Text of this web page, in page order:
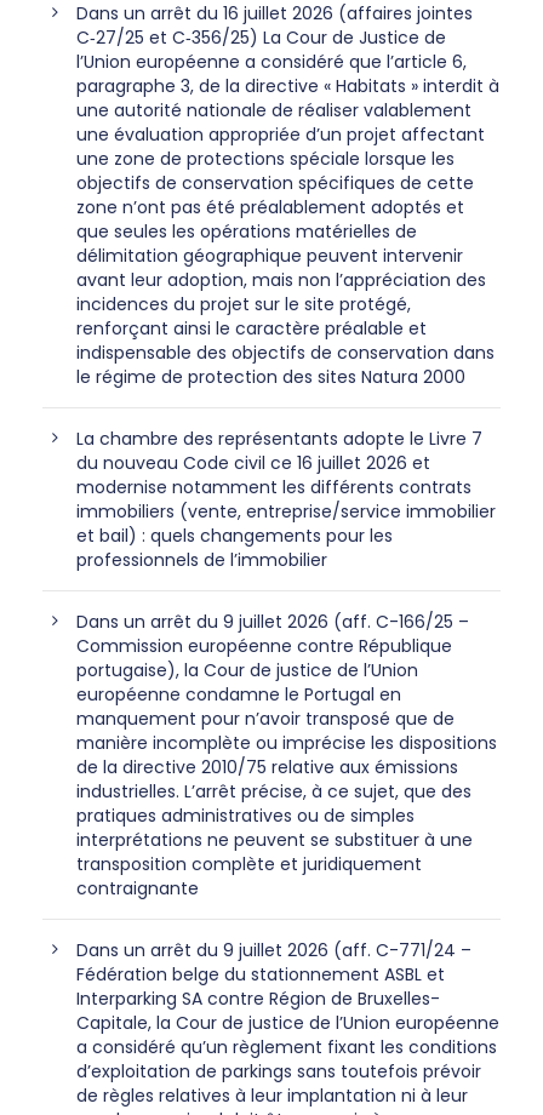
Dans un arrêt du 16 juillet 2026 (affaires jointes
C‑27/25 et C‑356/25) La Cour de Justice de
l’Union européenne a considéré que l’article 6,
paragraphe 3, de la directive « Habitats » interdit à
une autorité nationale de réaliser valablement
une évaluation appropriée d’un projet affectant
une zone de protections spéciale lorsque les
objectifs de conservation spécifiques de cette
zone n’ont pas été préalablement adoptés et
que seules les opérations matérielles de
délimitation géographique peuvent intervenir
avant leur adoption, mais non l’appréciation des
incidences du projet sur le site protégé,
renforçant ainsi le caractère préalable et
indispensable des objectifs de conservation dans
le régime de protection des sites Natura 2000
La chambre des représentants adopte le Livre 7
du nouveau Code civil ce 16 juillet 2026 et
modernise notamment les différents contrats
immobiliers (vente, entreprise/service immobilier
et bail) : quels changements pour les
professionnels de l’immobilier
Dans un arrêt du 9 juillet 2026 (aff. C-166/25 –
Commission européenne contre République
portugaise), la Cour de justice de l’Union
européenne condamne le Portugal en
manquement pour n’avoir transposé que de
manière incomplète ou imprécise les dispositions
de la directive 2010/75 relative aux émissions
industrielles. L’arrêt précise, à ce sujet, que des
pratiques administratives ou de simples
interprétations ne peuvent se substituer à une
transposition complète et juridiquement
contraignante
Dans un arrêt du 9 juillet 2026 (aff. C-771/24 –
Fédération belge du stationnement ASBL et
Interparking SA contre Région de Bruxelles-
Capitale, la Cour de justice de l’Union européenne
a considéré qu’un règlement fixant les conditions
d’exploitation de parkings sans toutefois prévoir
de règles relatives à leur implantation ni à leur